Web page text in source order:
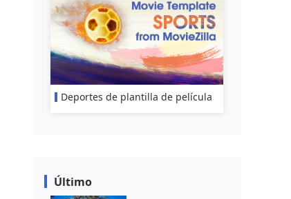
Deportes de plantilla de película
Último